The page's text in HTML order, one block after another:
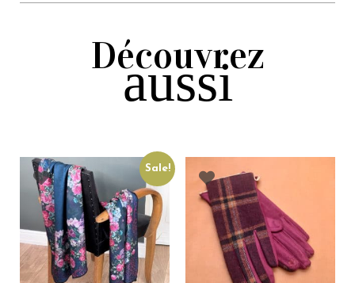
Découvrez
aussi
Sale!